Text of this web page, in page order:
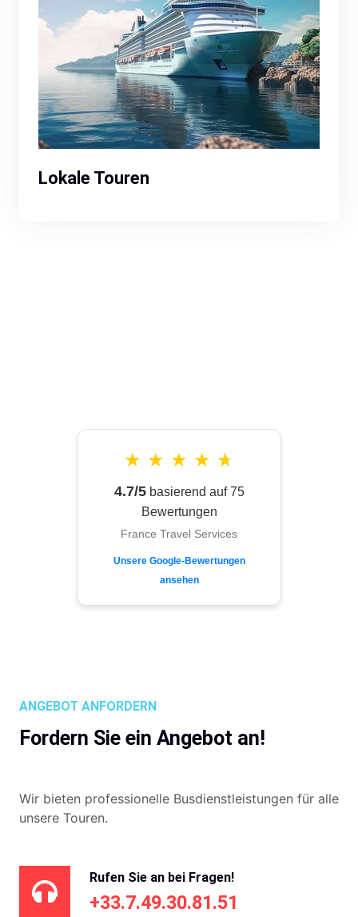
Lokale Touren
★ ★ ★ ★ ★
4.7/5 basierend auf 75
Bewertungen
France Travel Services
Unsere Google-Bewertungen
ansehen
ANGEBOT ANFORDERN
Fordern Sie ein Angebot an!
Wir bieten professionelle Busdienstleistungen für alle
unsere Touren.
Rufen Sie an bei Fragen!
+33.7.49.30.81.51